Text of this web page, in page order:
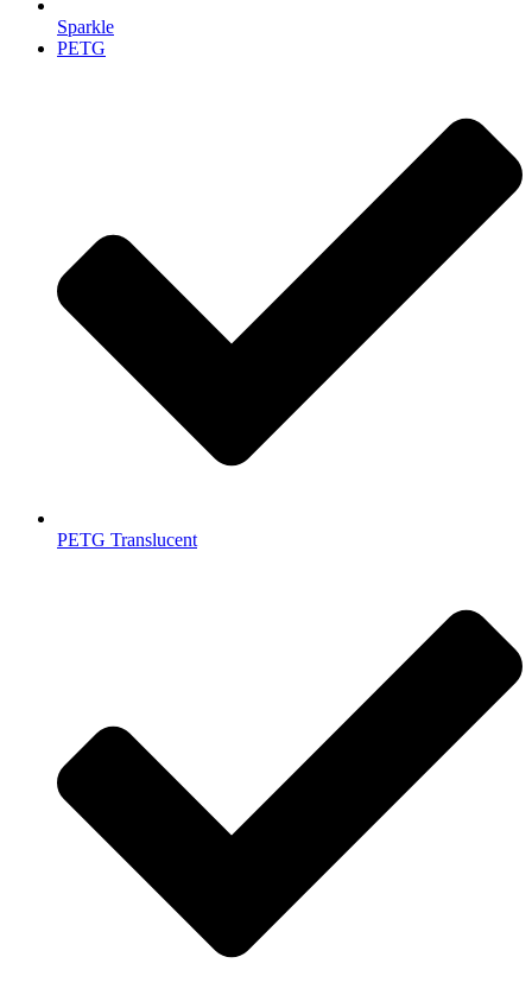
Sparkle
PETG
PETG Translucent